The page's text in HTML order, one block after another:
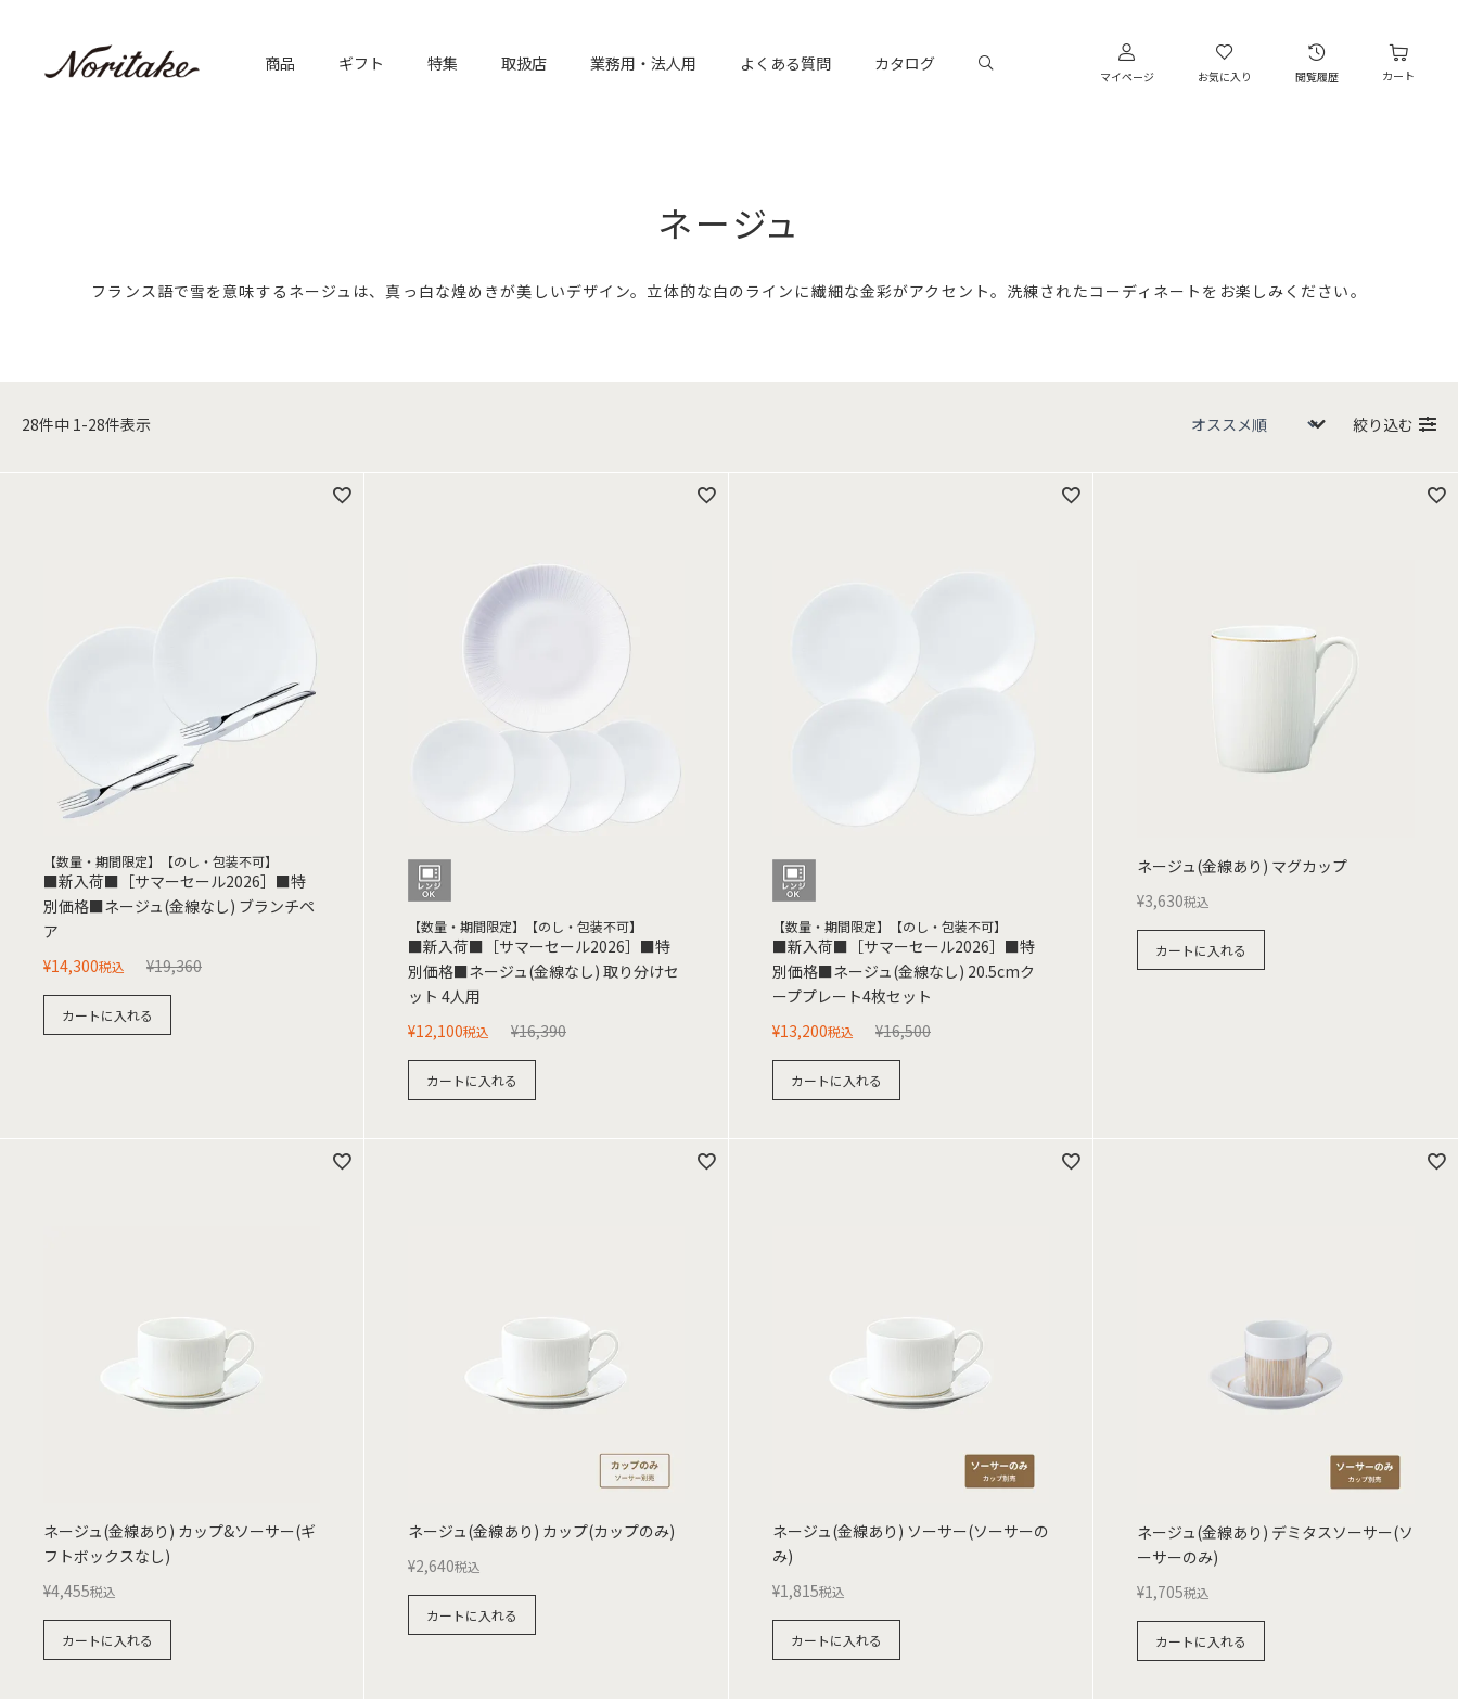
商品 ギフト 特集 取扱店 業務用・法人用 よくある質問 カタログ
マイページ お気に入り 閲覧履歴 カート
ネージュ
フランス語で雪を意味するネージュは、真っ白な煌めきが美しいデザイン。立体的な白のラインに繊細な金彩がアクセント。洗練されたコーディネートをお楽しみください。
28件中 1-28件表示 絞り込む
【数量・期間限定】【のし・包装不可】
■新入荷■［サマーセール2026］■特
別価格■ネージュ(金線なし) ブランチペ
ア
¥19,360
¥14,300税込
カートに入れる
【数量・期間限定】【のし・包装不可】
■新入荷■［サマーセール2026］■特
別価格■ネージュ(金線なし) 取り分けセ
ット 4人用
¥16,390
¥12,100税込
カートに入れる
【数量・期間限定】【のし・包装不可】
■新入荷■［サマーセール2026］■特
別価格■ネージュ(金線なし) 20.5cmク
ーププレート4枚セット
¥16,500
¥13,200税込
カートに入れる
ネージュ(金線あり) マグカップ
¥3,630税込
カートに入れる
ネージュ(金線あり) カップ&ソーサー(ギ
フトボックスなし)
¥4,455税込
カートに入れる
ネージュ(金線あり) カップ(カップのみ)
¥2,640税込
カートに入れる
ネージュ(金線あり) ソーサー(ソーサーの
み)
¥1,815税込
カートに入れる
ネージュ(金線あり) デミタスソーサー(ソ
ーサーのみ)
¥1,705税込
カートに入れる